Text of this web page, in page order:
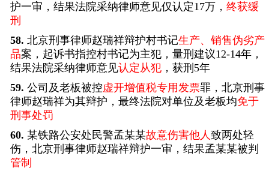
护一审，结果法院采纳律师意见仅认定17万， 终获缓
刑
58. 北京刑事律师赵瑞祥辩护村书记生产、销售伪劣产
品案，起诉书指控村书记为主犯，量刑建议12-14年，
结果法院采纳律师意见认定从犯 ，获刑5年
59. 公司及老板被控虚开增值税专用发票罪，北京刑事
律师赵瑞祥为其辩护，最终法院对单位及老板均免于
刑事处罚
60. 某铁路公安处民警孟某某故意伤害他人致两处轻
伤，北京刑事律师赵瑞祥辩护一审，结果孟某某被判
管制